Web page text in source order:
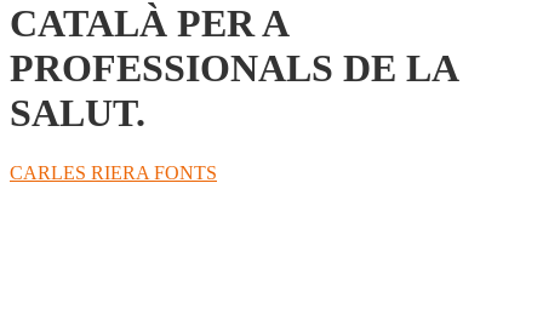
CATALÀ PER A
PROFESSIONALS DE LA
SALUT.
CARLES RIERA FONTS